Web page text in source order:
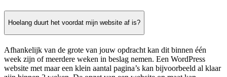
Hoelang duurt het voordat mijn website af is?
Afhankelijk van de grote van jouw opdracht kan dit binnen één
week zijn of meerdere weken in beslag nemen. Een WordPress
website met maar een klein aantal pagina’s kan bijvoorbeeld al klaar